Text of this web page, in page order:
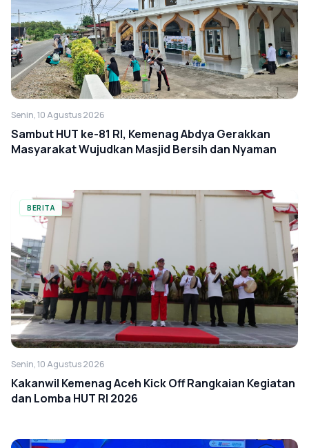
Senin, 10 Agustus 2026
Sambut HUT ke-81 RI, Kemenag Abdya Gerakkan
Masyarakat Wujudkan Masjid Bersih dan Nyaman
BERITA
Senin, 10 Agustus 2026
Kakanwil Kemenag Aceh Kick Off Rangkaian Kegiatan
dan Lomba HUT RI 2026